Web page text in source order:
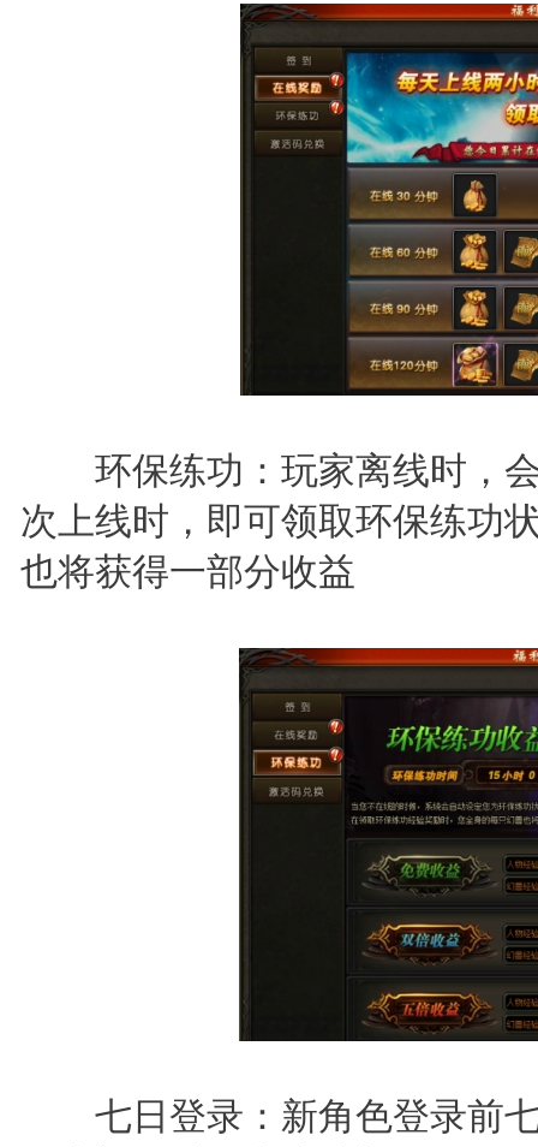
环保练功：玩家离线时，会
次上线时，即可领取环保练功
也将获得一部分收益
七日登录：新角色登录前七